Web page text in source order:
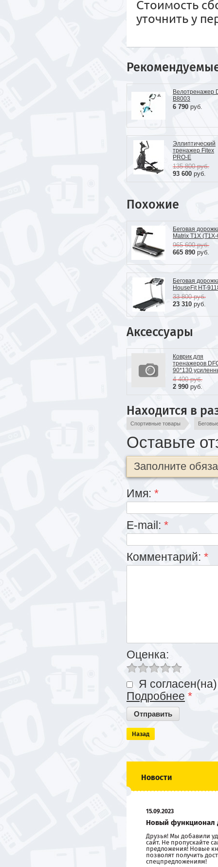
Стоимость
уточнить у
Велотренажер
B8003
6 790 руб.
Эллиптический
тренажер Fitex
PRO-E
135 800руб.
93 600 руб.
Похожие
Беговая
Matrix T1X
965 600руб.
665 890 руб.
Беговая
HouseFit HT-
33 800руб.
23 310 руб.
Аксессуары
Коврик для
тренажеров
90*130
4 400руб.
2 990 руб.
Находится в
Спортивные товары
Оставьте
Заполните
Имя: *
E-mail: *
Комментарий: *
Оценка:
Я
Подробнее *
Назад
Новости
15.09.2023
Новый функционал
Друзья! Мы добавили
сайт. Не пропускайте
предложения! Новые
позволят получить
спецпредложениям!